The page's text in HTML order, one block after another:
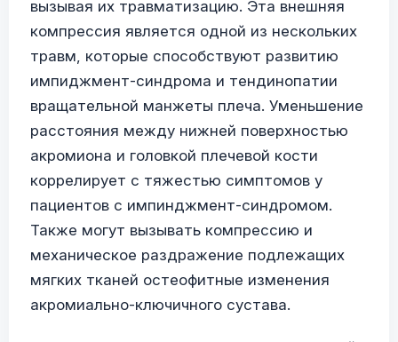
вызывая их травматизацию. Эта внешняя
компрессия является одной из нескольких
травм, которые способствуют развитию
импиджмент-синдрома и тендинопатии
вращательной манжеты плеча. Уменьшение
расстояния между нижней поверхностью
акромиона и головкой плечевой кости
коррелирует с тяжестью симптомов у
пациентов с импинджмент-синдромом.
Также могут вызывать компрессию и
механическое раздражение подлежащих
мягких тканей остеофитные изменения
акромиально-ключичного сустава.